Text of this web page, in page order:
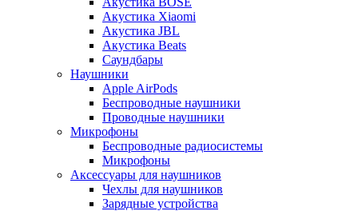
Акустика Xiaomi
Акустика JBL
Акустика Beats
Саундбары
Наушники
Apple AirPods
Беспроводные наушники
Проводные наушники
Микрофоны
Беспроводные радиосистемы
Микрофоны
Аксессуары для наушников
Чехлы для наушников
Зарядные устройства